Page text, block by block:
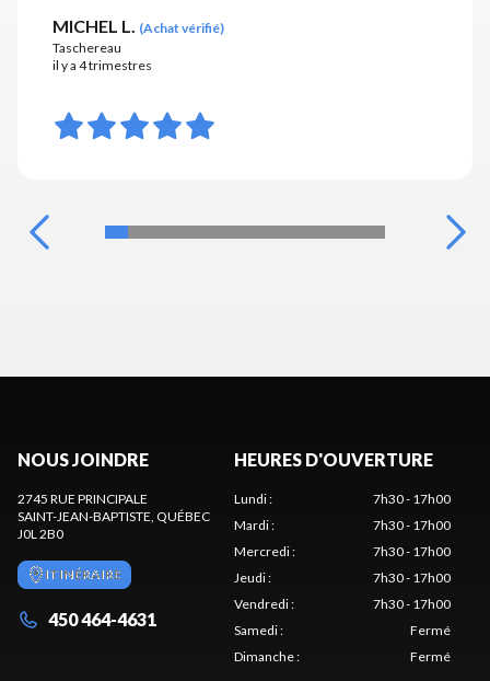
MICHEL L. (Achat vérifié)
Taschereau
il y a 4 trimestres
NOUS JOINDRE
2745 RUE PRINCIPALE
SAINT-JEAN-BAPTISTE , QUÉBEC
J0L 2B0
ITINÉRAIRE
450 464-4631
HEURES D'OUVERTURE
Lundi:
7h30 - 17h00
Mardi:
7h30 - 17h00
Mercredi:
7h30 - 17h00
Jeudi:
7h30 - 17h00
Vendredi:
7h30 - 17h00
Samedi:
Fermé
Dimanche: Fermé